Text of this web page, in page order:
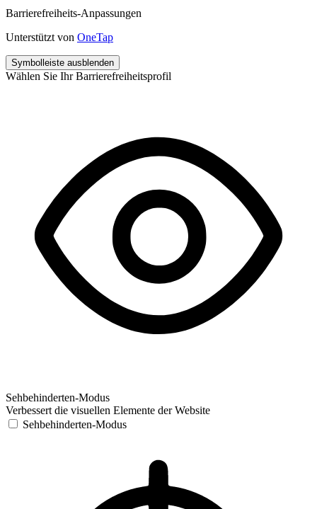
Barrierefreiheits-Anpassungen
Unterstützt von OneTap
Symbolleiste ausblenden
Wählen Sie Ihr Barrierefreiheitsprofil
Sehbehinderten-Modus
Verbessert die visuellen Elemente der Website
Sehbehinderten-Modus